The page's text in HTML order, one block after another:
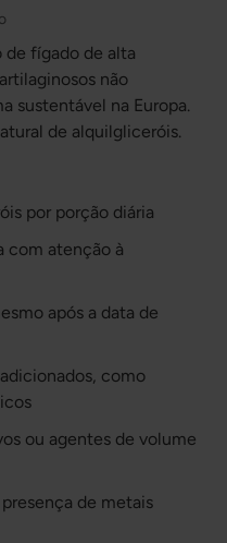
fígado de alta
não
sustentável na Europa.
de alquilgliceróis.
por porção diária
com atenção à
após a data de
como
ou agentes de volume
de metais